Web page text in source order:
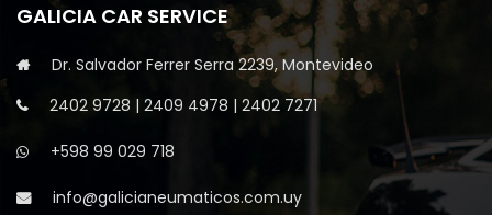
GALICIA CAR SERVICE
Dr. Salvador Ferrer Serra 2239, Montevideo
2402 9728 | 2409 4978 | 2402 7271
+598 99 029 718
info@galicianeumaticos.com.uy